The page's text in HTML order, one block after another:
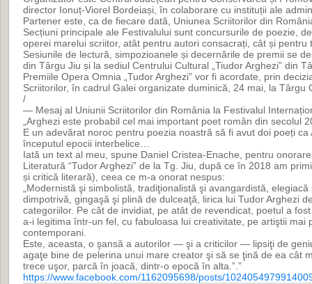
director Ionuț-Viorel Bordeiași, în colaborare cu instituții ale
Partener este, ca de fiecare dată, Uniunea Scriitorilor din
Secțiuni principale ale Festivalului sunt concursurile de poezie,
operei marelui scriitor, atât pentru autori consacrați, cât și pentru
Sesiunile de lectură, simpozioanele și decernările de premii se
din Târgu Jiu și la sediul Centrului Cultural „Tiudor Arghezi” din
Premiile Opera Omnia „Tudor Arghezi” vor fi acordate, prin
Scriitorilor, în cadrul Galei organizate duminică, 24 mai, la Târgu
/
— Mesaj al Uniunii Scriitorilor din România la Festivalul
„Arghezi este probabil cel mai important poet român din secolul
E un adevărat noroc pentru poezia noastră să fi avut doi poeți
începutul epocii interbelice…
Iată un text al meu, spune Daniel Cristea-Enache, pentru
Literatură “Tudor Arghezi” de la Tg. Jiu, după ce în 2018 am
și critică literară), ceea ce m-a onorat nespus:
„Modernistă şi simbolistă, tradiţionalistă şi avangardistă,
dimpotrivă, gingaşă şi plină de dulceaţă, lirica lui Tudor Arghezi
categoriilor. Pe cât de invidiat, pe atât de revendicat, poetul a
a-i legitima într-un fel, cu fabuloasa lui creativitate, pe artiştii mai
contemporani.
Este, aceasta, o şansă a autorilor — şi a criticilor — lipsiţi de
agaţe bine de pelerina unui mare creator şi să se ţină de ea cât
trece uşor, parcă în joacă, dintr-o epocă în alta.”.”
https://www.facebook.com/1162095698/posts/